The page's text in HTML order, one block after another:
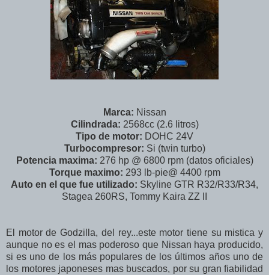
Marca: Nissan
Cilindrada: 2568cc (2.6 litros)
Tipo de motor: DOHC 24V
Turbocompresor: Si (twin turbo)
Potencia maxima: 276 hp @ 6800 rpm (datos oficiales)
Torque maximo: 293 lb-pie@ 4400 rpm
Auto en el que fue utilizado: Skyline GTR R32/R33/R34,
Stagea 260RS, Tommy Kaira ZZ II
El motor de Godzilla, del rey...este motor tiene su mistica y
aunque no es el mas poderoso que Nissan haya producido,
si es uno de los más populares de los últimos años uno de
los motores japoneses mas buscados, por su gran fiabilidad